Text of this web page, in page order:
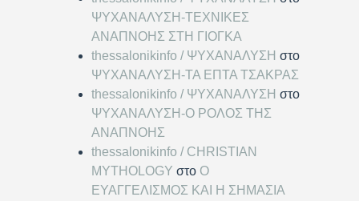
ΨΥΧΑΝΑΛΥΣΗ-ΤΕΧΝΙΚΕΣ
ΑΝΑΠΝΟΗΣ ΣΤΗ ΓΙΟΓΚΑ
thessalonikinfo / ΨΥΧΑΝΑΛΥΣΗ στο
ΨΥΧΑΝΑΛΥΣΗ-ΤΑ ΕΠΤΑ ΤΣΑΚΡΑΣ
thessalonikinfo / ΨΥΧΑΝΑΛΥΣΗ στο
ΨΥΧΑΝΑΛΥΣΗ-Ο ΡΟΛΟΣ ΤΗΣ
ΑΝΑΠΝΟΗΣ
thessalonikinfo / CHRISTIAN
MYTHOLOGY στο Ο
ΕΥΑΓΓΕΛΙΣΜΟΣ ΚΑΙ Η ΣΗΜΑΣΙΑ